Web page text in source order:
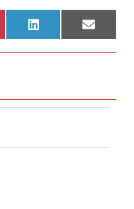
LinkedInEmail